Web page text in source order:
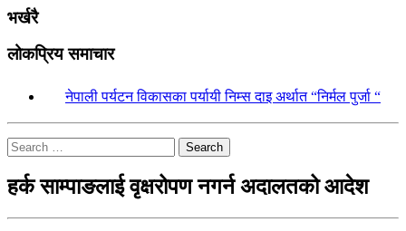
भर्खरै
लोकप्रिय समाचार
नेपाली पर्यटन विकासका पर्यायी निम्स दाइ अर्थात “निर्मल पुर्जा “
Search
हर्क साम्पाङलाई वृक्षरोपण नगर्न अदालतको आदेश